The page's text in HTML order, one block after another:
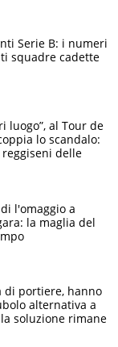
Serie B: i numeri
squadre cadette
luogo”, al Tour de
lo scandalo:
delle
l'omaggio a
la maglia del
di portiere, hanno
alternativa a
soluzione rimane